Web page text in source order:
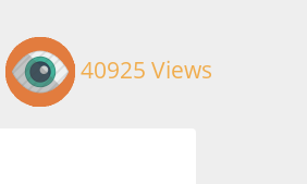
40925 Views